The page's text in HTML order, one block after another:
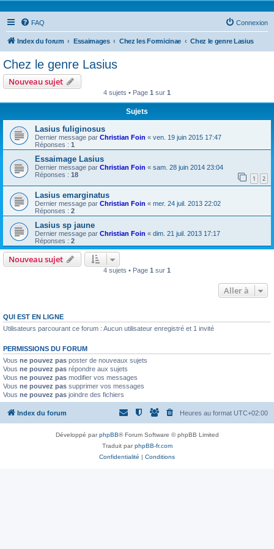
FAQ Connexion
Index du forum Essaimages Chez les Formicinae Chez le genre Lasius
Chez le genre Lasius
Nouveau sujet
4 sujets • Page 1 sur 1
Sujets
Lasius fuliginosus
Dernier message par Christian Foin « ven. 19 juin 2015 17:47
Réponses : 1
Essaimage Lasius
Dernier message par Christian Foin « sam. 28 juin 2014 23:04
Réponses : 18 1 2
Lasius emarginatus
Dernier message par Christian Foin « mer. 24 juil. 2013 22:02
Réponses : 2
Lasius sp jaune
Dernier message par Christian Foin « dim. 21 juil. 2013 17:17
Réponses : 2
Nouveau sujet
4 sujets • Page 1 sur 1
Aller à
QUI EST EN LIGNE
Utilisateurs parcourant ce forum : Aucun utilisateur enregistré et 1 invité
PERMISSIONS DU FORUM
Vous ne pouvez pas poster de nouveaux sujets
Vous ne pouvez pas répondre aux sujets
Vous ne pouvez pas modifier vos messages
Vous ne pouvez pas supprimer vos messages
Vous ne pouvez pas joindre des fichiers
Index du forum Heures au format UTC+02:00
Développé parphpBB® Forum Software © phpBB Limited
Traduit parphpBB-fr.com
Confidentialité | Conditions